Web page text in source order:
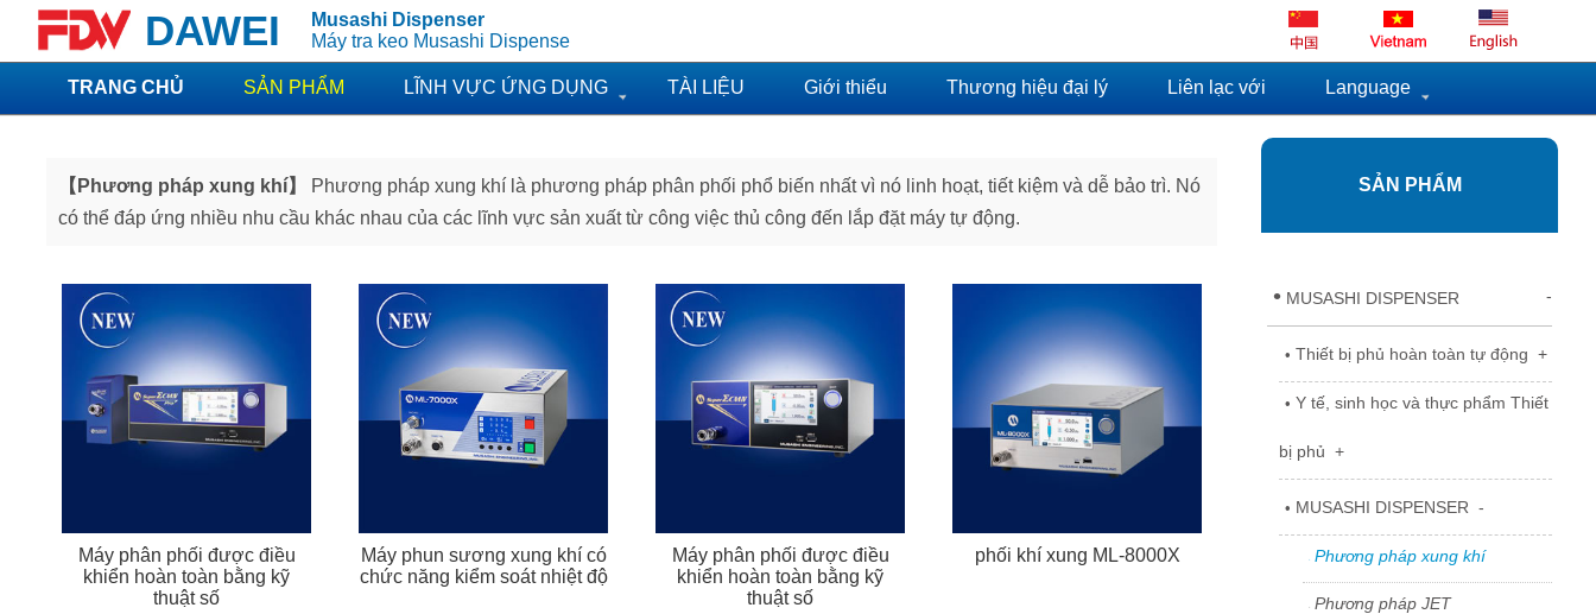
DAWEI
Musashi Dispenser
Máy tra keo Musashi Dispense
TRANG CHỦ SẢN PHẨM LĨNH VỰC ỨNG DỤNG TÀI LIỆU Giới thiểu Thương hiệu đại lý Liên lạc với Language
【Phương pháp xung khí】
Phương pháp xung khí là phương pháp phân phối phổ biến nhất vì nó linh hoạt, tiết kiệm và dễ bảo trì. Nó
có thể đáp ứng nhiều nhu cầu khác nhau của các lĩnh vực sản xuất từ ​​công việc thủ công đến lắp đặt máy tự động.
Máy phân phối được điều
khiển hoàn toàn bằng kỹ
thuật số
Máy phun sương xung khí có
chức năng kiểm soát nhiệt độ
Máy phân phối được điều
khiển hoàn toàn bằng kỹ
thuật số
phối khí xung ML-8000X
SẢN PHẨM
• MUSASHI DISPENSER -
• Thiết bị phủ hoàn toàn tự động +
• Y tế, sinh học và thực phẩm Thiết
bị phủ +
• MUSASHI DISPENSER -
° Phương pháp xung khí
° Phương pháp JET